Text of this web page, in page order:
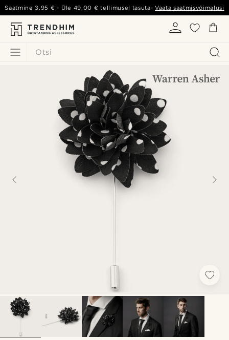
Otsi
Saatmine3,95 € - Üle 49,00 € tellimusel tasuta-Vaata saatmisvõimalusi